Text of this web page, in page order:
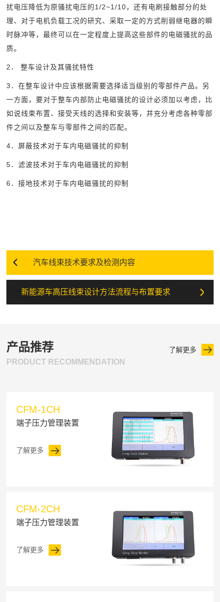
扰电压降低为原骚扰电压的1/2~1/10，还有电刷接触部分的处
理、对于电机负载工况的研究、采取一定的方式削弱继电器的瞬
时脉冲等，最终可以在一定程度上提高这些部件的电磁骚扰的品
质。
2 ． 整车设计及其骚扰特性
3 ．在整车设计中应该根据需要选择适当级别的零部件产品。另
一方面，要对于整车内部防止电磁骚扰的设计必须加以考虑，比
如说线束布置、接受天线的选择和安装等，并充分考虑各种零部
件之间以及整车与零部件之间的匹配。
4．屏蔽技术对于车内电磁骚扰的抑制
5．滤波技术对于车内电磁骚扰的抑制
6 ．接地技术对于车内电磁骚扰的抑制
汽车线束技术要求及检测内容
新能源车高压线束设计方法流程与布置要求
产品推荐
PRODUCT RECOMMENDATION
了解更多
CFM-1CH
端子压力管理装置
了解更多
CFM-2CH
端子压力管理装置
了解更多